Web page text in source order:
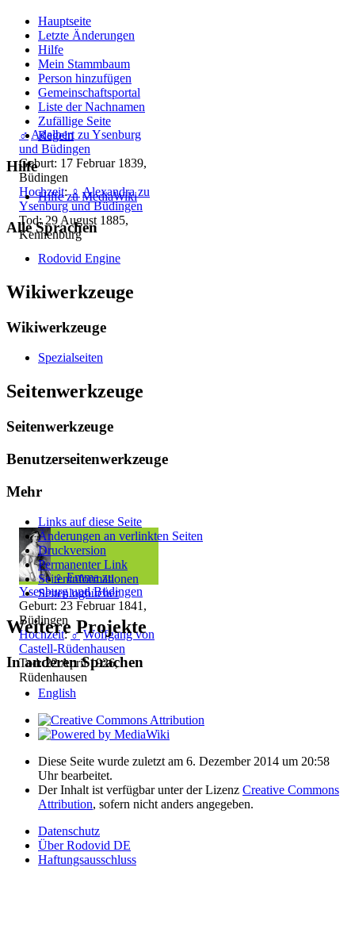
♂ Adalbert zu Ysenburg
und Büdingen
Geburt: 17 Februar 1839,
Büdingen
Hochzeit:♀ Alexandra zu
Ysenburg und Büdingen
Tod: 29 August 1885,
Kennenburg
♀ Emma zu
Ysenburg und Büdingen
Geburt: 23 Februar 1841,
Büdingen
Hochzeit:♂ Wolfgang von
Castell-Rüdenhausen
Tod: 22 April 1926,
Rüdenhausen
Hauptseite
Letzte Änderungen
Hilfe
Mein Stammbaum
Person hinzufügen
Gemeinschafts­portal
Liste der Nachnamen
Zufällige Seite
Regeln
Hilfe
Hilfe zu MediaWiki
Alle Sprachen
Rodovid Engine
Wikiwerkzeuge
Wikiwerkzeuge
Spezialseiten
Seitenwerkzeuge
Seitenwerkzeuge
Benutzerseitenwerkzeuge
Mehr
Links auf diese Seite
Änderungen an verlinkten Seiten
Druckversion
Permanenter Link
Seiten­­informationen
Seitenlogbücher
Weitere Projekte
In anderen Sprachen
English
Diese Seite wurde zuletzt am 6. Dezember 2014 um 20:58
Uhr bearbeitet.
Der Inhalt ist verfügbar unter der Lizenz Creative Commons
Attribution, sofern nicht anders angegeben.
Datenschutz
Über Rodovid DE
Haftungsausschluss